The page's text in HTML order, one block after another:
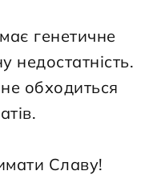
генетичне
недостатність.
обходиться
Славу!